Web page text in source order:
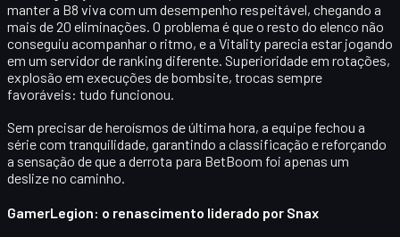
manter a B8 viva com um desempenho respeitável, chegando a
mais de 20 eliminações. O problema é que o resto do elenco não
conseguiu acompanhar o ritmo, e a Vitality parecia estar jogando
em um servidor de ranking diferente. Superioridade em rotações,
explosão em execuções de bombsite, trocas sempre
favoráveis: tudo funcionou.
Sem precisar de heroísmos de última hora, a equipe fechou a
série com tranquilidade, garantindo a classificação e reforçando
a sensação de que a derrota para BetBoom foi apenas um
deslize no caminho.
GamerLegion: o renascimento liderado por Snax